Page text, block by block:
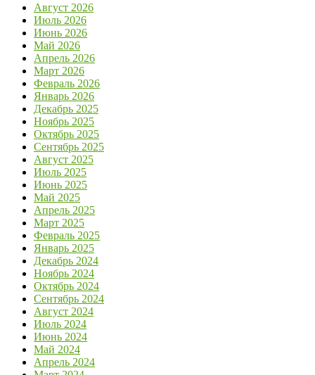
Август 2026
Июль 2026
Июнь 2026
Май 2026
Апрель 2026
Март 2026
Февраль 2026
Январь 2026
Декабрь 2025
Ноябрь 2025
Октябрь 2025
Сентябрь 2025
Август 2025
Июль 2025
Июнь 2025
Май 2025
Апрель 2025
Март 2025
Февраль 2025
Январь 2025
Декабрь 2024
Ноябрь 2024
Октябрь 2024
Сентябрь 2024
Август 2024
Июль 2024
Июнь 2024
Май 2024
Апрель 2024